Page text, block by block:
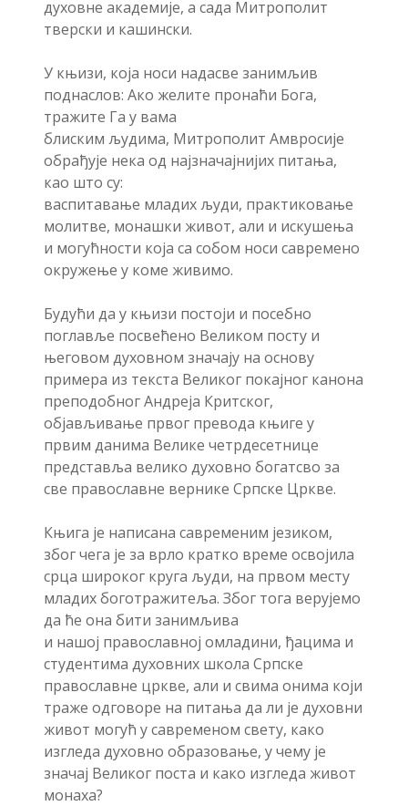
духовне академије, а сада Митрополит
тверски и кашински.
У књизи, која носи надасве занимљив
поднаслов: Ако желите пронаћи Бога,
тражите Га у вама
блиским људима, Митрополит Амвросије
обрађује нека од најзначајнијих питања,
као што су:
васпитавање младих људи, практиковање
молитве, монашки живот, али и искушења
и могућности која са собом носи савремено
окружење у коме живимо.
Будући да у књизи постоји и посебно
поглавље посвећено Великом посту и
његовом духовном значају на основу
примера из текста Великог покајног канона
преподобног Андреја Критског,
објављивање првог превода књиге у
првим данима Велике четрдесетнице
представља велико духовно богатсво за
све православне вернике Српске Цркве.
Књига је написана савременим језиком,
због чега је за врло кратко време освојила
срца широког круга људи, на првом месту
младих боготражитеља. Због тога верујемо
да ће она бити занимљива
и нашој православној омладини, ђацима и
студентима духовних школа Српске
православне цркве, али и свима онима који
траже одговоре на питања да ли је духовни
живот могућ у савременом свету, како
изгледа духовно образовање, у чему је
значај Великог поста и како изгледа живот
монаха?